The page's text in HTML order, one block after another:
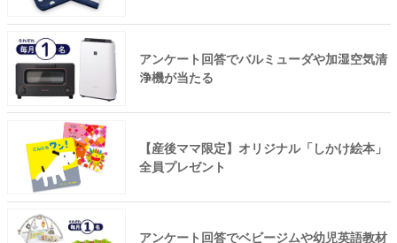
アンケート回答でバルミューダや加湿空気清
浄機が当たる
【産後ママ限定】オリジナル「しかけ絵本」
全員プレゼント
アンケート回答でベビージムや幼児英語教材